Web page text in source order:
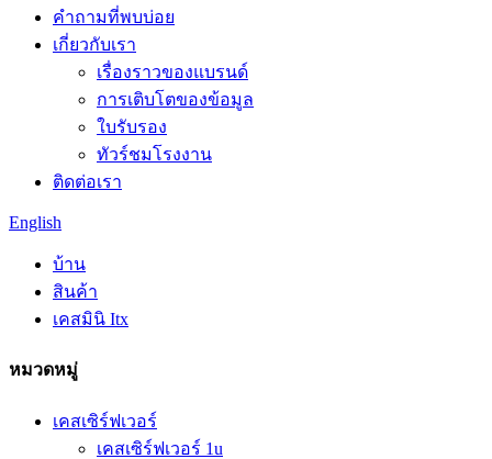
คำถามที่พบบ่อย
เกี่ยวกับเรา
เรื่องราวของแบรนด์
การเติบโตของข้อมูล
ใบรับรอง
ทัวร์ชมโรงงาน
ติดต่อเรา
English
บ้าน
สินค้า
เคสมินิ Itx
หมวดหมู่
เคสเซิร์ฟเวอร์
เคสเซิร์ฟเวอร์ 1u